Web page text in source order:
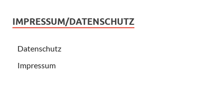
IMPRESSUM/DATENSCHUTZ
Datenschutz
Impressum